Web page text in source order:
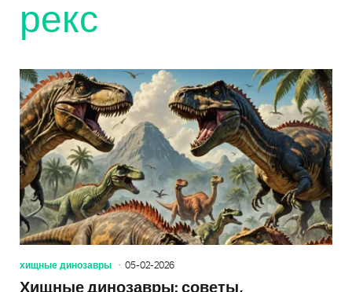
рекс
хищные динозавры 05-02-2026
Хищные динозавры: советы,